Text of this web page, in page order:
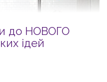
до НОВОГО
ідей